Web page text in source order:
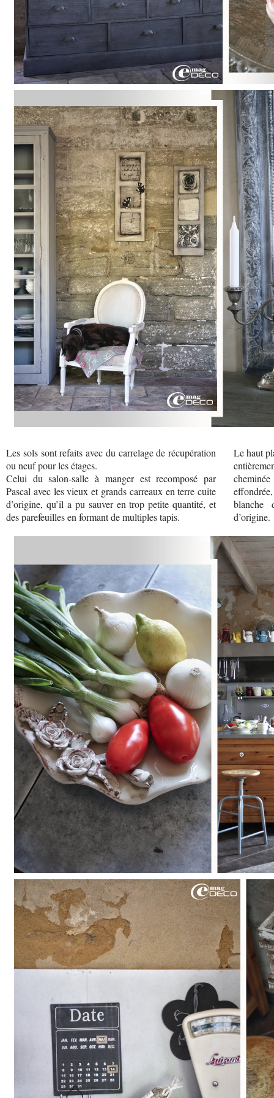
Les sols sont refaits avec du carrelage de récupération
ou neuf pour les étages.
Celui du salon-salle à manger est recomposé par
Pascal avec les vieux et grands carreaux en terre cuite
d’origine, qu’il a pu sauver en trop petite quantité, et
des parefeuilles en formant de multiples tapis.
Le haut
blanche
d’origine.